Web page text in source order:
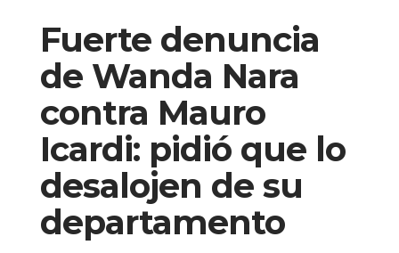
Fuerte denuncia
de Wanda Nara
contra Mauro
Icardi: pidió que lo
desalojen de su
departamento